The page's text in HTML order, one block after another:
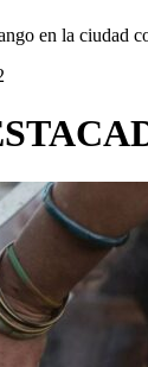
en la ciudad